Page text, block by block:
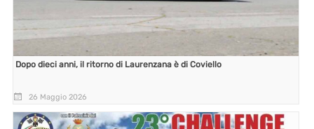
Dopo dieci anni, il ritorno di Laurenzana è di Coviello
26 Maggio 2026